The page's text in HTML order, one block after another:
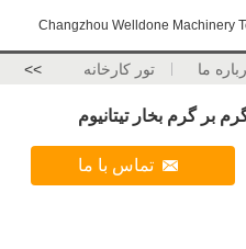
Changzhou Welldone Machinery
ما تور کارخانه >>
تماس با ما